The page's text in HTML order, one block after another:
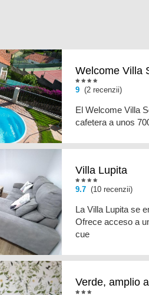
Welcome Villa
9 (2 recenzii)
El Welcome Villa
cafetera a unos
Villa Lupita
9.7 (10 recenzii)
La Villa Lupita se
Ofrece acceso a
cue
Verde, amplio